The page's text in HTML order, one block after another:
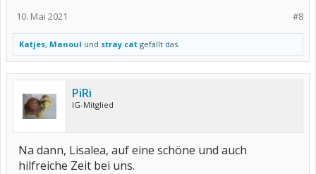
#8
10. Mai 2021
Katjes, Manoul und stray cat gefällt das.
PiRi
IG-Mitglied
Na dann, Lisalea, auf eine schöne und auch
hilfreiche Zeit bei uns.